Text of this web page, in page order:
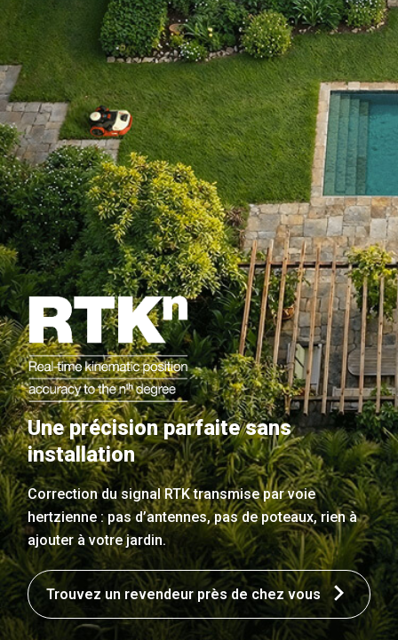
Une précision parfaite sans
installation
Correction du signal RTK transmise par voie
hertzienne : pas d’antennes, pas de poteaux, rien à
ajouter à votre jardin.
Trouvez un revendeur près de chez vous